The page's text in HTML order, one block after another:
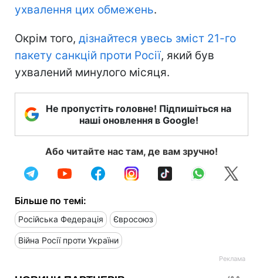
ухвалення цих обмежень.
Окрім того, дізнайтеся увесь зміст 21-го
пакету санкцій проти Росії, який був
ухвалений минулого місяця.
Не пропустіть головне! Підпишіться на
наші оновлення в Google!
Або читайте нас там, де вам зручно!
Більше по темі:
Російська Федерація Євросоюз
Війна Росії проти України